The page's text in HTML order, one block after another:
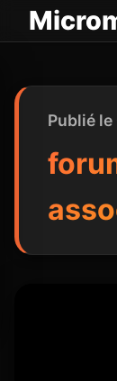
Publié
Panneau de